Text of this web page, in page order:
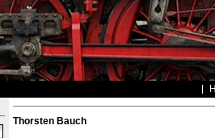
Thorsten Bauch